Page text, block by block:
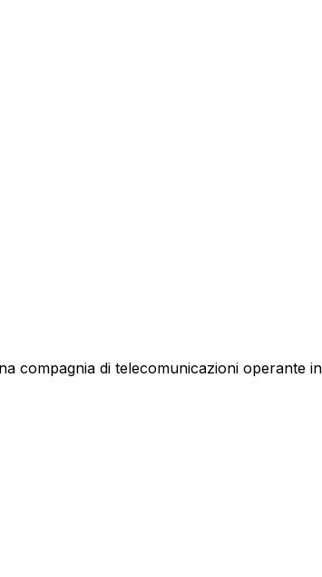
compagnia di telecomunicazioni